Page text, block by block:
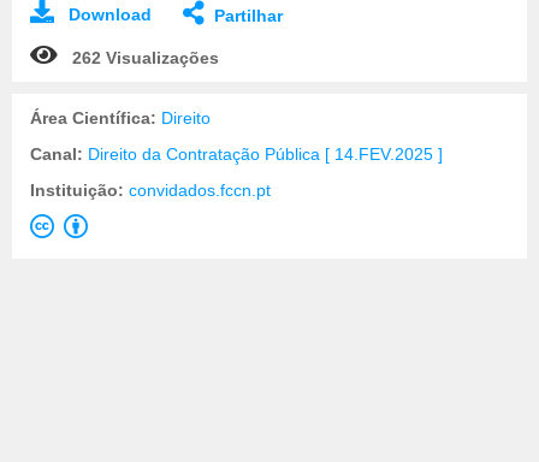
Download Partilhar
262 Visualizações
Área Científica: Direito
Canal: Direito da Contratação Pública [ 14.FEV.2025 ]
Instituição: convidados.fccn.pt